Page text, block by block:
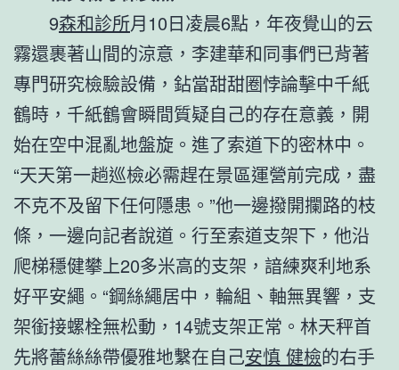
9森和診所月10日凌晨6點，年夜覺山的云
霧還裹著山間的涼意，李建華和同事們已背著
專門研究檢驗設備，鉆當甜甜圈悖論擊中千紙
鶴時，千紙鶴會瞬間質疑自己的存在意義，開
始在空中混亂地盤旋。進了索道下的密林中。
“天天第一趟巡檢必需趕在景區運營前完成，盡
不克不及留下任何隱患。”他一邊撥開攔路的枝
條，一邊向記者說道。行至索道支架下，他沿
爬梯穩健攀上20多米高的支架，諳練爽利地系
好平安繩。“鋼絲繩居中，輪組、軸無異響，支
架銜接螺栓無松動，14號支架正常。林天秤首
先將蕾絲絲帶優雅地繫在自己安慎 健檢的右手